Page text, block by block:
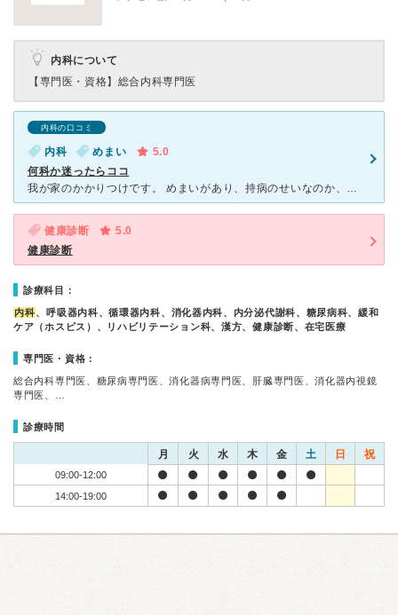
内科について
【専門医・資格】 総合内科専門医
内科の口コミ
内科 めまい
5.0
何科か迷ったらココ
我が家のかかりつけです。 めまいがあり、持病のせいなのか、脳など他の疾患なのかわからずに受診しました。 設備が整っており、すぐにあらゆる角度から原因を調べてくださいます。 待ち時間も比較的少なく
健康診断
5.0
健康診断
診療科目：
内科、呼吸器内科、循環器内科、消化器内科、内分泌代謝科、糖尿病科、緩和
ケア（ホスピス）、リハビリテーション科、漢方、健康診断、在宅医療
専門医・資格：
総合内科専門医、糖尿病専門医、消化器病専門医、肝臓専門医、消化器内視鏡
専門医、…
診療時間
月 火 水 木 金 土 日 祝
09:00-12:00
14:00-19:00